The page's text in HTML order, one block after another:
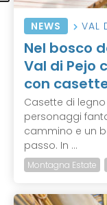
NEWS VAL
Nel bosco
Val di Pejo
con
Casette di
personaggi
cammino e un
passo. In ...
Montagna Estate